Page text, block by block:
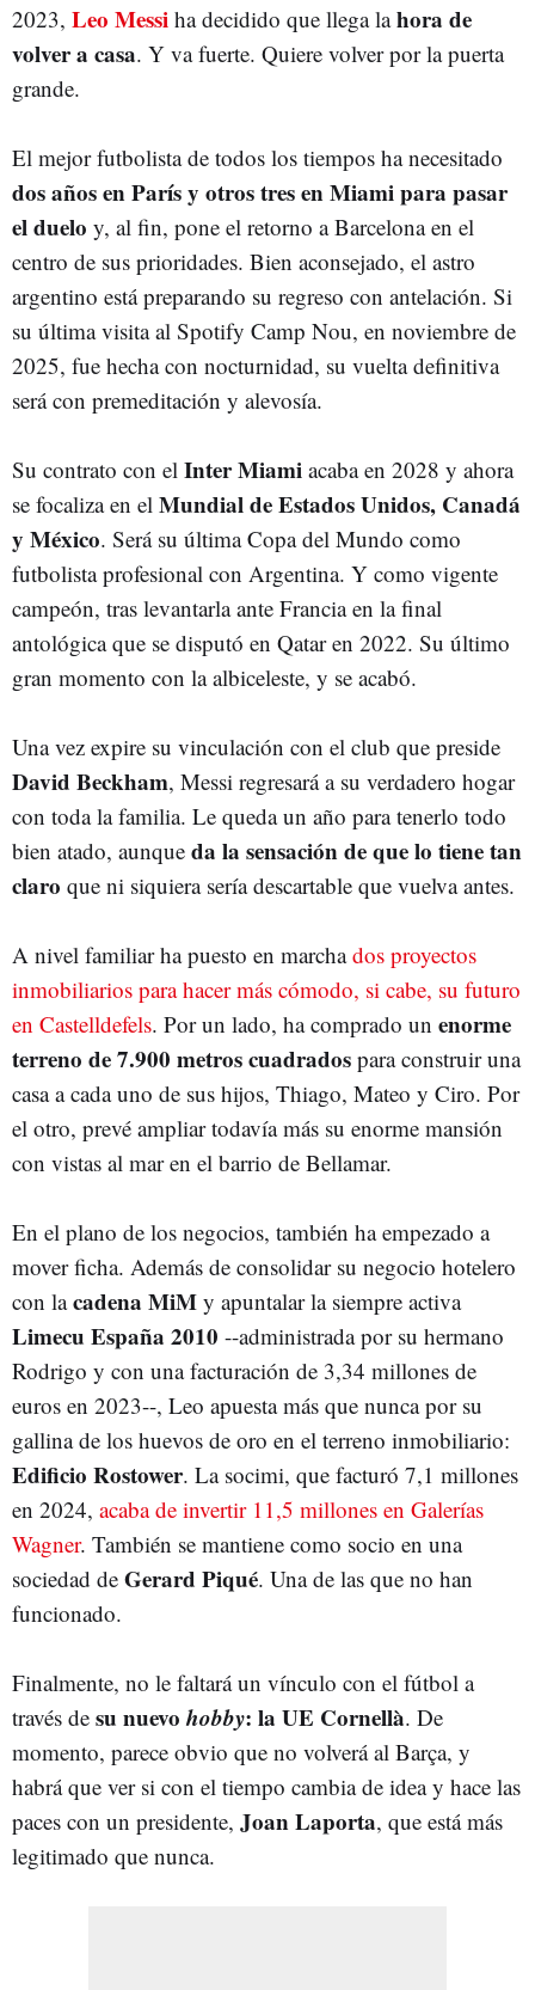
2023, Leo Messi ha decidido que llega lahora de
volver a casa. Y va fuerte. Quiere volver por la puerta
grande.
El mejor futbolista de todos los tiempos ha necesitado
dos años en París y otros tres en Miami para pasar
el duelo y, al fin, pone el retorno a Barcelona en el
centro de sus prioridades. Bien aconsejado, el astro
argentino está preparando su regreso con antelación. Si
su última visita al Spotify Camp Nou, en noviembre de
2025, fue hecha con nocturnidad, su vuelta definitiva
será con premeditación y alevosía.
Su contrato con el Inter Miami acaba en 2028 y ahora
se focaliza en el Mundial de Estados Unidos, Canadá
y México. Será su última Copa del Mundo como
futbolista profesional con Argentina. Y como vigente
campeón, tras levantarla ante Francia en la final
antológica que se disputó en Qatar en 2022. Su último
gran momento con la albiceleste, y se acabó.
Una vez expire su vinculación con el club que preside
David Beckham, Messi regresará a su verdadero hogar
con toda la familia. Le queda un año para tenerlo todo
bien atado, aunque da la sensación de que lo tiene tan
claro que ni siquiera sería descartable que vuelva antes.
A nivel familiar ha puesto en marchados proyectos
inmobiliarios para hacer más cómodo, si cabe, su futuro
en Castelldefels. Por un lado, ha comprado un enorme
terreno de 7.900 metros cuadrados para construir una
casa a cada uno de sus hijos, Thiago, Mateo y Ciro. Por
el otro, prevé ampliar todavía más su enorme mansión
con vistas al mar en el barrio de Bellamar.
En el plano de los negocios, también ha empezado a
mover ficha. Además de consolidar su negocio hotelero
con lacadena MiM y apuntalar la siempre activa
Limecu España 2010 --administrada por su hermano
Rodrigo y con una facturación de 3,34 millones de
euros en 2023--, Leo apuesta más que nunca por su
gallina de los huevos de oro en el terreno inmobiliario:
Edificio Rostower. La socimi, que facturó 7,1 millones
en 2024, acaba de invertir 11,5 millones en Galerías
Wagner. También se mantiene como socio en una
sociedad de Gerard Piqué. Una de las que no han
funcionado.
Finalmente, no le faltará un vínculo con el fútbol a
través de su nuevohobby: la UE Cornellà. De
momento, parece obvio que no volverá al Barça, y
habrá que ver si con el tiempo cambia de idea y hace las
paces con un presidente, JoanLaporta, que está más
legitimado que nunca.